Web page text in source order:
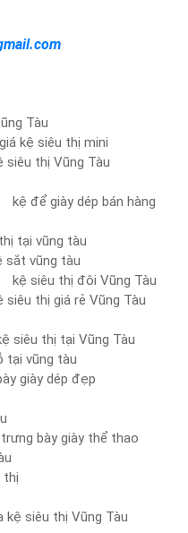
Tàu
giá kệ siêu thị mini
siêu thị Vũng Tàu
kệ để giày dép bán hàng
tại vũng tàu
sắt vũng tàu
kệ siêu thị đôi Vũng Tàu
siêu thị giá rẻ Vũng Tàu
siêu thị tại Vũng Tàu
tại vũng tàu
giày dép đẹp
bày giày thể thao
thị
kệ siêu thị Vũng Tàu